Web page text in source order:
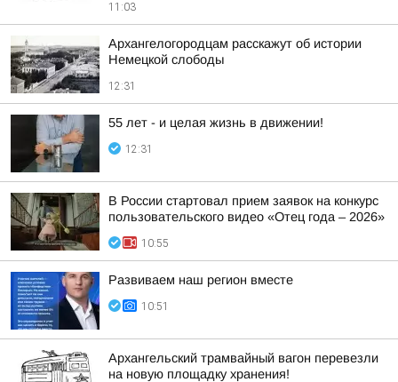
11:03
Архангелогородцам расскажут об истории
Немецкой слободы
12:31
55 лет - и целая жизнь в движении!
12:31
В России стартовал прием заявок на конкурс
пользовательского видео «Отец года – 2026»
10:55
Развиваем наш регион вместе
10:51
Архангельский трамвайный вагон перевезли
на новую площадку хранения!